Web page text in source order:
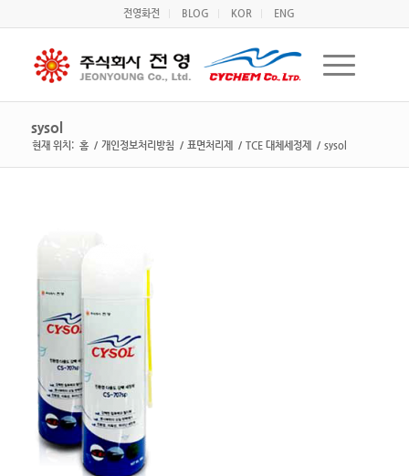
전영화전 BLOG KOR ENG
sysol
현재 위치: 홈 / 개인정보처리방침 / 표면처리제 / TCE 대체세정제 / sysol